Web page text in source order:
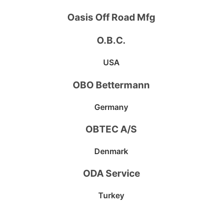
Oasis Off Road Mfg
O.B.C.
USA
OBO Bettermann
Germany
OBTEC A/S
Denmark
ODA Service
Turkey